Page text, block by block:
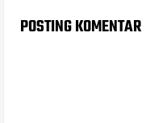
POSTING KOMENTAR